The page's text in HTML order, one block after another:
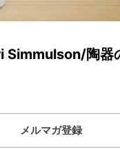
Simmulson/陶器
メルマガ登録